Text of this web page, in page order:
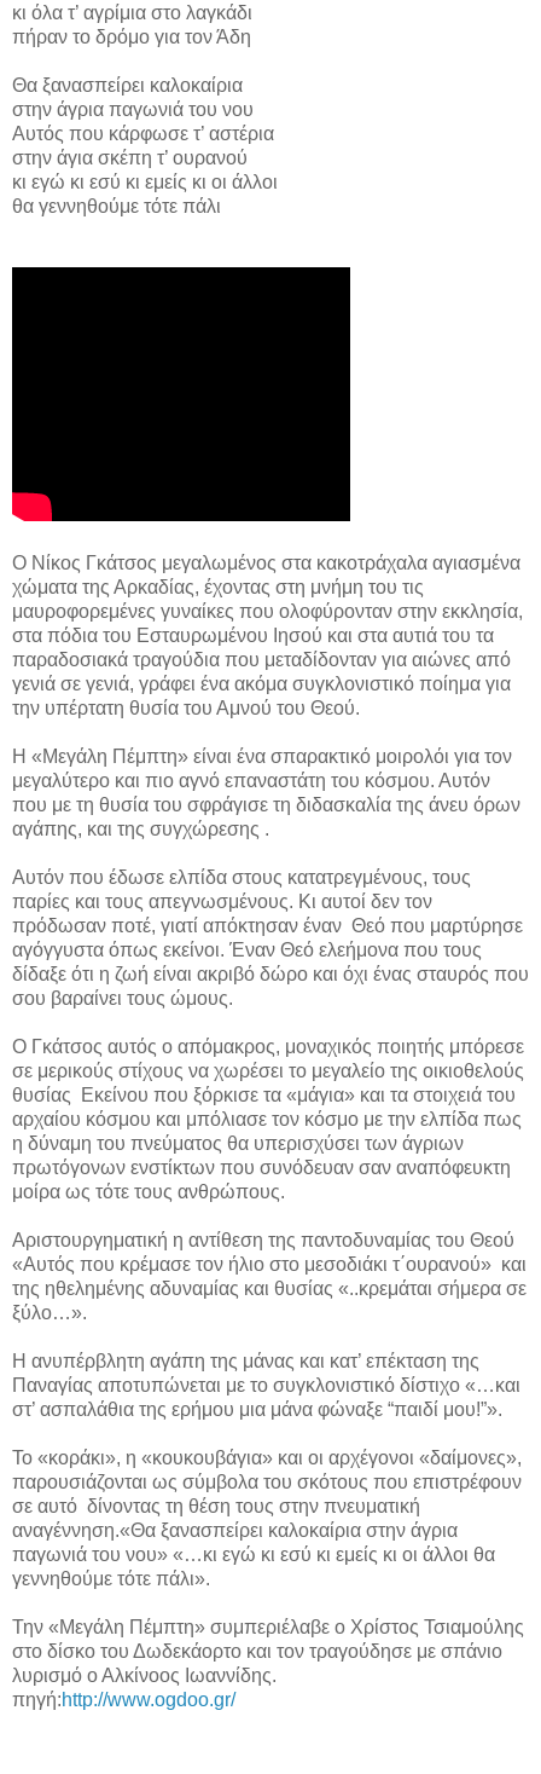
κι όλα τ’ αγρίμια στο λαγκάδι
πήραν το δρόμο για τον Άδη
Θα ξανασπείρει καλοκαίρια
στην άγρια παγωνιά του νου
Αυτός που κάρφωσε τ’ αστέρια
στην άγια σκέπη τ’ ουρανού
κι εγώ κι εσύ κι εμείς κι οι άλλοι
θα γεννηθούμε τότε πάλι
Ο Νίκος Γκάτσος μεγαλωμένος στα κακοτράχαλα αγιασμένα
χώματα της Αρκαδίας, έχοντας στη μνήμη του τις
μαυροφορεμένες γυναίκες που ολοφύρονταν στην εκκλησία,
στα πόδια του Εσταυρωμένου Ιησού και στα αυτιά του τα
παραδοσιακά τραγούδια που μεταδίδονταν για αιώνες από
γενιά σε γενιά, γράφει ένα ακόμα συγκλονιστικό ποίημα για
την υπέρτατη θυσία του Αμνού του Θεού.
Η «Μεγάλη Πέμπτη» είναι ένα σπαρακτικό μοιρολόι για τον
μεγαλύτερο και πιο αγνό επαναστάτη του κόσμου. Αυτόν
που με τη θυσία του σφράγισε τη διδασκαλία της άνευ όρων
αγάπης, και της συγχώρεσης .
Αυτόν που έδωσε ελπίδα στους κατατρεγμένους, τους
παρίες και τους απεγνωσμένους. Κι αυτοί δεν τον
πρόδωσαν ποτέ, γιατί απόκτησαν έναν Θεό που μαρτύρησε
αγόγγυστα όπως εκείνοι. Έναν Θεό ελεήμονα που τους
δίδαξε ότι η ζωή είναι ακριβό δώρο και όχι ένας σταυρός που
σου βαραίνει τους ώμους.
Ο Γκάτσος αυτός ο απόμακρος, μοναχικός ποιητής μπόρεσε
σε μερικούς στίχους να χωρέσει το μεγαλείο της οικιοθελούς
θυσίας Εκείνου που ξόρκισε τα «μάγια» και τα στοιχειά του
αρχαίου κόσμου και μπόλιασε τον κόσμο με την ελπίδα πως
η δύναμη του πνεύματος θα υπερισχύσει των άγριων
πρωτόγονων ενστίκτων που συνόδευαν σαν αναπόφευκτη
μοίρα ως τότε τους ανθρώπους.
Αριστουργηματική η αντίθεση της παντοδυναμίας του Θεού
«Αυτός που κρέμασε τον ήλιο στο μεσοδιάκι τ΄ουρανού» και
της ηθελημένης αδυναμίας και θυσίας «..κρεμάται σήμερα σε
ξύλο…».
Η ανυπέρβλητη αγάπη της μάνας και κατ’ επέκταση της
Παναγίας αποτυπώνεται με το συγκλονιστικό δίστιχο «…και
στ’ ασπαλάθια της ερήμου μια μάνα φώναξε “παιδί μου!”».
Το «κοράκι», η «κουκουβάγια» και οι αρχέγονοι «δαίμονες»,
παρουσιάζονται ως σύμβολα του σκότους που επιστρέφουν
σε αυτό δίνοντας τη θέση τους στην πνευματική
αναγέννηση.«Θα ξανασπείρει καλοκαίρια στην άγρια
παγωνιά του νου» «…κι εγώ κι εσύ κι εμείς κι οι άλλοι θα
γεννηθούμε τότε πάλι».
Την «Μεγάλη Πέμπτη» συμπεριέλαβε ο Χρίστος Τσιαμούλης
στο δίσκο του Δωδεκάορτο και τον τραγούδησε με σπάνιο
λυρισμό ο Αλκίνοος Ιωαννίδης.
πηγή:http://www.ogdoo.gr/